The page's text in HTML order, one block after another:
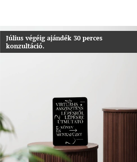
Július végéig ajándék 30 perces
konzultáció.